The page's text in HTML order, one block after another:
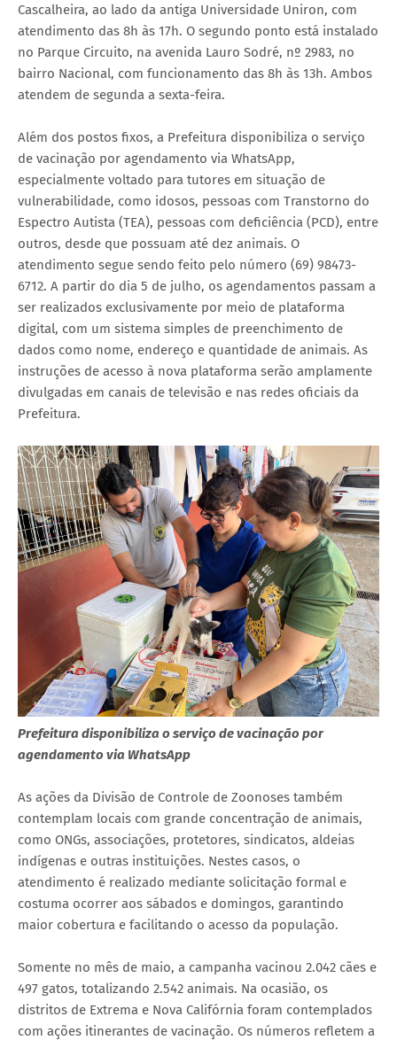
Cascalheira, ao lado da antiga Universidade Uniron, com
atendimento das 8h às 17h. O segundo ponto está instalado
no Parque Circuito, na avenida Lauro Sodré, nº 2983, no
bairro Nacional, com funcionamento das 8h às 13h. Ambos
atendem de segunda a sexta-feira.
Além dos postos fixos, a Prefeitura disponibiliza o serviço
de vacinação por agendamento via WhatsApp,
especialmente voltado para tutores em situação de
vulnerabilidade, como idosos, pessoas com Transtorno do
Espectro Autista (TEA), pessoas com deficiência (PCD), entre
outros, desde que possuam até dez animais. O
atendimento segue sendo feito pelo número (69) 98473-
6712. A partir do dia 5 de julho, os agendamentos passam a
ser realizados exclusivamente por meio de plataforma
digital, com um sistema simples de preenchimento de
dados como nome, endereço e quantidade de animais. As
instruções de acesso à nova plataforma serão amplamente
divulgadas em canais de televisão e nas redes oficiais da
Prefeitura.
Prefeitura disponibiliza o serviço de vacinação por
agendamento via WhatsApp
As ações da Divisão de Controle de Zoonoses também
contemplam locais com grande concentração de animais,
como ONGs, associações, protetores, sindicatos, aldeias
indígenas e outras instituições. Nestes casos, o
atendimento é realizado mediante solicitação formal e
costuma ocorrer aos sábados e domingos, garantindo
maior cobertura e facilitando o acesso da população.
Somente no mês de maio, a campanha vacinou 2.042 cães e
497 gatos, totalizando 2.542 animais. Na ocasião, os
distritos de Extrema e Nova Califórnia foram contemplados
com ações itinerantes de vacinação. Os números refletem a